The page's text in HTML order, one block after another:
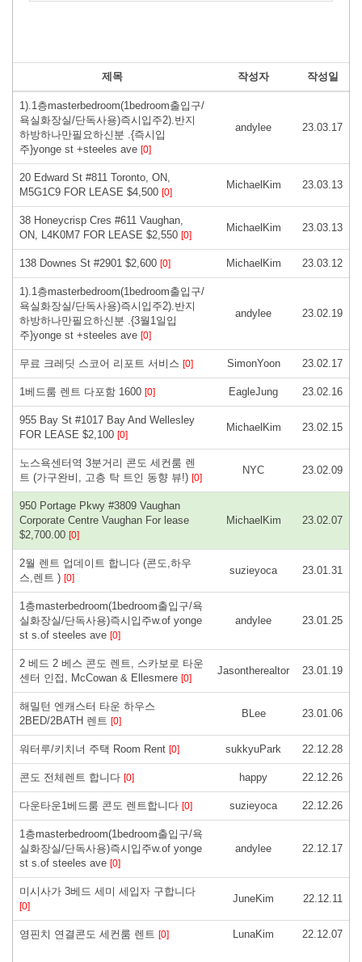
제목 작성자 작성일
1).1층masterbedroom(1bedroom출입구/
욕실화장실/단독사용)즉시입주2).반지
하방하나만필요하신분 .{즉시입
주}yonge st +steeles ave [0]
andylee 23.03.17
20 Edward St #811 Toronto, ON,
M5G1C9 FOR LEASE $4,500 [0]
MichaelKim 23.03.13
38 Honeycrisp Cres #611 Vaughan,
ON, L4K0M7 FOR LEASE $2,550 [0]
MichaelKim 23.03.13
138 Downes St #2901 $2,600 [0] MichaelKim 23.03.12
1).1층masterbedroom(1bedroom출입구/
욕실화장실/단독사용)즉시입주2).반지
하방하나만필요하신분 .{3월1일입
주}yonge st +steeles ave [0]
andylee 23.02.19
무료 크레딧 스코어 리포트 서비스 [0] SimonYoon 23.02.17
1베드룸 렌트 다포함 1600 [0] EagleJung 23.02.16
955 Bay St #1017 Bay And Wellesley
FOR LEASE $2,100 [0]
MichaelKim 23.02.15
노스욕센터역 3분거리 콘도 세컨룸 렌
트 (가구완비, 고층 탁 트인 동향 뷰!) [0]
NYC 23.02.09
950 Portage Pkwy #3809 Vaughan
Corporate Centre Vaughan For lease
$2,700.00 [0]
MichaelKim 23.02.07
2월 렌트 업데이트 합니다 (콘도,하우
스,렌트 ) [0]
suzieyoca 23.01.31
1층masterbedroom(1bedroom출입구/욕
실화장실/단독사용)즉시입주w.of yonge
st s.of steeles ave [0]
andylee 23.01.25
2 베드 2 베스 콘도 렌트, 스카보로 타운
센터 인접, McCowan & Ellesmere [0]
Jasontherealtor 23.01.19
해밀턴 엔캐스터 타운 하우스
2BED/2BATH 렌트 [0]
BLee 23.01.06
워터루/키치너 주택 Room Rent [0] sukkyuPark 22.12.28
콘도 전체렌트 합니다 [0] happy 22.12.26
다운타운1베드룸 콘도 렌트합니다 [0] suzieyoca 22.12.26
1층masterbedroom(1bedroom출입구/욕
실화장실/단독사용)즉시입주w.of yonge
st s.of steeles ave [0]
andylee 22.12.17
미시사가 3베드 세미 세입자 구합니다
[0]
JuneKim 22.12.11
영핀치 연결콘도 세컨룸 렌트 [0] LunaKim 22.12.07